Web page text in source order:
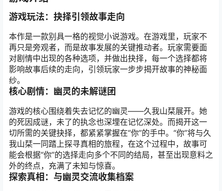
游戏玩法：抉择引领故事走向
本作是一款别具一格的视觉小说游戏。在游戏里，玩家不
再只是旁观者，而是故事发展的关键推动者。玩家需要面
对剧情中出现的各种选项，并做出抉择，每一个选择都将
影响故事后续的走向，引领玩家一步步揭开故事的神秘面
纱。
核心剧情：幽灵的未解谜团
游戏的核心围绕着失去记忆的幽灵——久我山栞展开。她
的死因成谜，未了的执念也深埋在记忆深处。而揭开这一
切所需的关键抉择，都紧紧掌握在“你”的手中。“你”将与久
我山栞一同踏上探寻真相的旅程，在这个过程中，故事可
能会根据“你”的选择走向多个不同的结局，甚至出现意料之
外的终点，充满了未知与惊喜。
探索真相：与幽灵交流收集档案